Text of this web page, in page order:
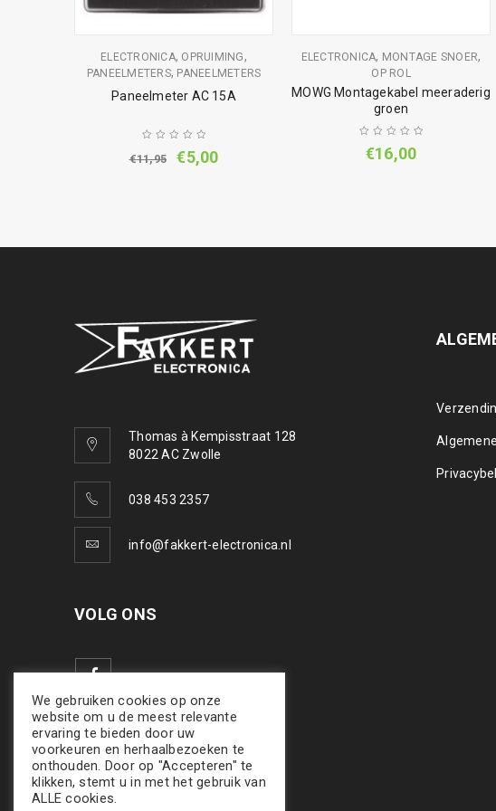
ELECTRONICA, OPRUIMING,
PANEELMETERS, PANEELMETERS
Paneelmeter AC 15A
€11,95 €5,00
ELECTRONICA, MONTAGE SNOER,
OP ROL
MOWG Montagekabel meeraderig
groen
€16,00
Thomas à Kempisstraat 128
8022 AC Zwolle
038 453 2357
info@fakkert-electronica.nl
VOLG ONS
We gebruiken cookies op onze
website om u de meest relevante
ervaring te bieden door uw
voorkeuren en herhaalbezoeken te
onthouden. Door op "Accepteren" te
klikken, stemt u in met het gebruik van
ALLE cookies.